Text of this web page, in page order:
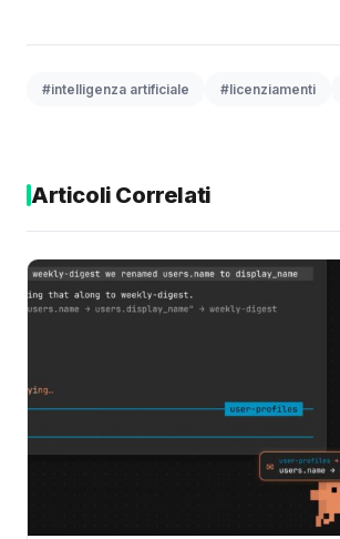
#intelligenza artificiale #licenziamenti
Articoli Correlati